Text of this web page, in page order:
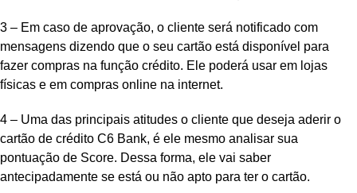
3 – Em caso de aprovação, o cliente será notificado com
mensagens dizendo que o seu cartão está disponível para
fazer compras na função crédito. Ele poderá usar em lojas
físicas e em compras online na internet.
4 – Uma das principais atitudes o cliente que deseja aderir o
cartão de crédito C6 Bank, é ele mesmo analisar sua
pontuação de Score. Dessa forma, ele vai saber
antecipadamente se está ou não apto para ter o cartão.